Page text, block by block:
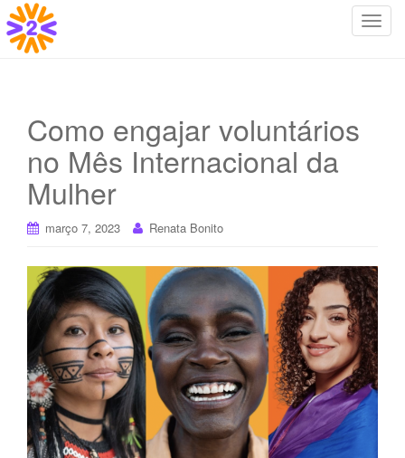
T
t
i
o
n
Como engajar voluntários
no Mês Internacional da
Mulher
março 7, 2023 Renata Bonito